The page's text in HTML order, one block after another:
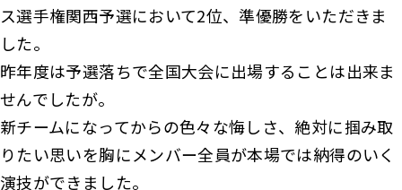
ス選手権関西予選において2位、準優勝をいただきま
した。
昨年度は予選落ちで全国大会に出場することは出来ま
せんでしたが。
新チームになってからの色々な悔しさ、絶対に掴み取
りたい思いを胸にメンバー全員が本場では納得のいく
演技ができました。